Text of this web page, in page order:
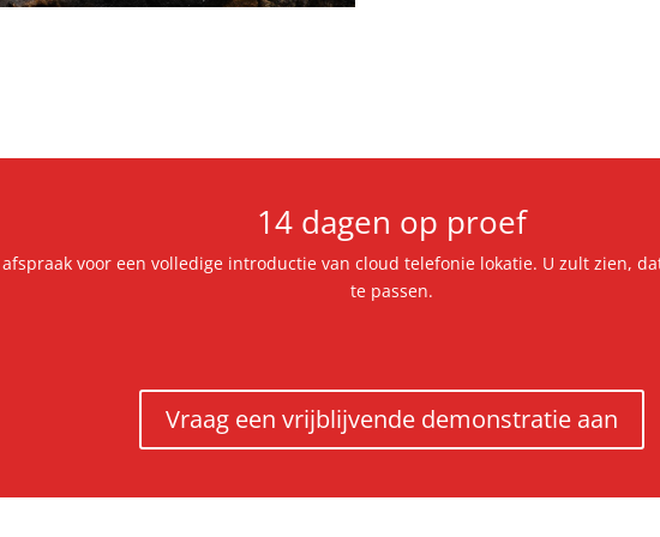
14 dagen op proef
voor een volledige introductie van cloud telefonie lokatie. U zult zien,
te passen.
Vraag een vrijblijvende demonstratie aan